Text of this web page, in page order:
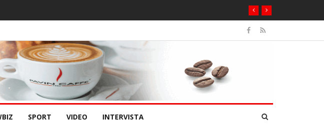
SPORT VIDEO INTERVISTA